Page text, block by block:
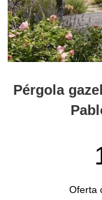
Pérgola
Oferta